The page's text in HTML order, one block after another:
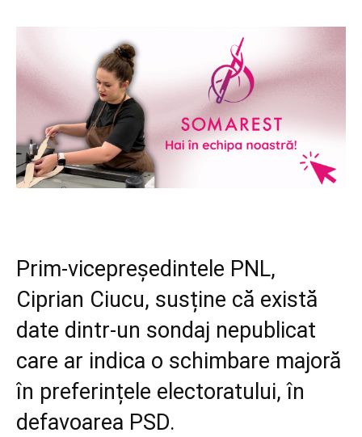
Prim-vicepreședintele PNL,
Ciprian Ciucu, susține că există
date dintr-un sondaj nepublicat
care ar indica o schimbare majoră
în preferințele electoratului, în
defavoarea PSD.